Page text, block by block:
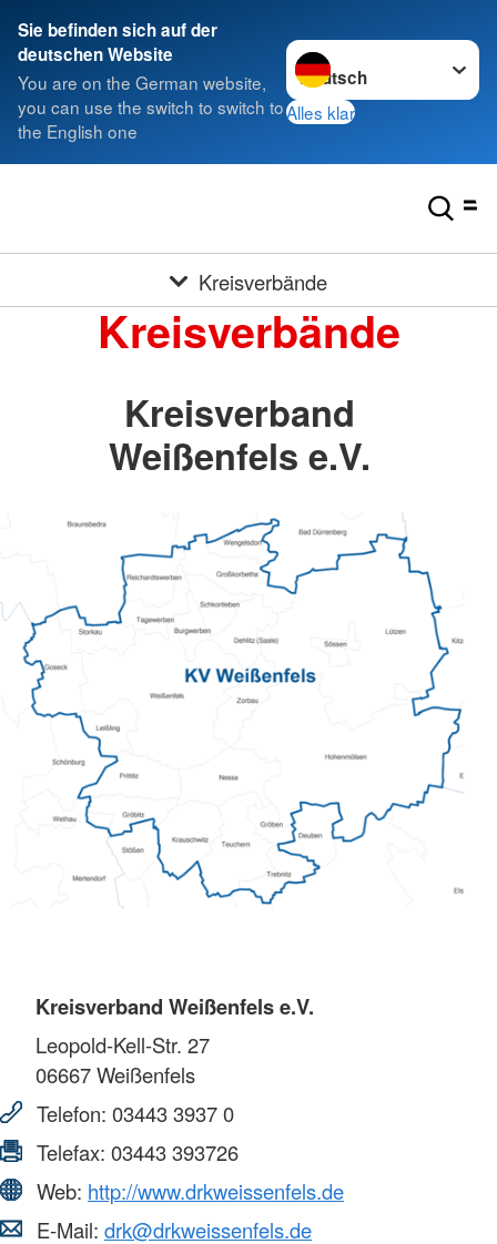
Sie befinden sich auf der
deutschen Website
You are on the German website,
you can use the switch to switch to
the English one
Sprache wechseln zu
Alles klar
Kreisverbände
Kreisverbände
Kreisverband
Weißenfels e.V.
Kreisverband Weißenfels e.V.
Leopold-Kell-Str. 27
06667Weißenfels
Telefon: 03443 3937 0
Telefax: 03443 393726
Web: http://www.drkweissenfels.de
E-Mail: drk@drkweissenfels.de